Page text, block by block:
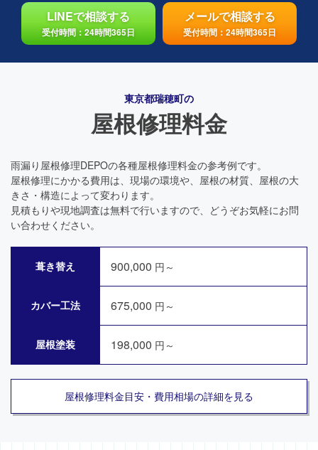
LINEで相談する
受付時間：24時間365日
メールで相談する
受付時間：24時間365日
東京都瑞穂町の
屋根修理料金
雨漏り屋根修理DEPOの各種屋根修理料金の参考例です。
屋根修理にかかる費用は、現場の環境や、屋根の材質、屋根の大
きさ・構造によって変わります。
見積もりや現地調査は無料で行いますので、どうぞお気軽にお問
い合わせください。
葺き替え 900,000 円～
カバー工法 675,000 円～
屋根塗装 198,000 円～
屋根修理料金目安・費用相場の詳細を見る